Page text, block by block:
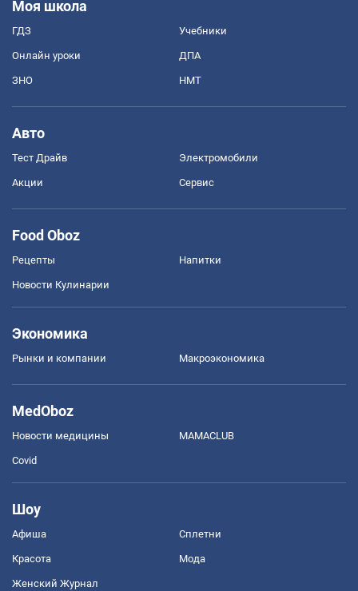
Моя школа
ГДЗ Учебники
Онлайн уроки ДПА
ЗНО НМТ
Авто
Тест Драйв Электромобили
Акции Сервис
Food Oboz
Рецепты Напитки
Новости Кулинарии
Экономика
Рынки и компании Mакроэкономика
MedOboz
Новости медицины MAMACLUB
Covid
Шоу
Афиша Сплетни
Красота Мода
Женский Журнал